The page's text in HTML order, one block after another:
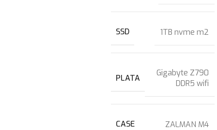
SSD 1TB nvme m2
PLATA
Gigabyte Z790
DDR5 wifi
CASE ZALMAN M4